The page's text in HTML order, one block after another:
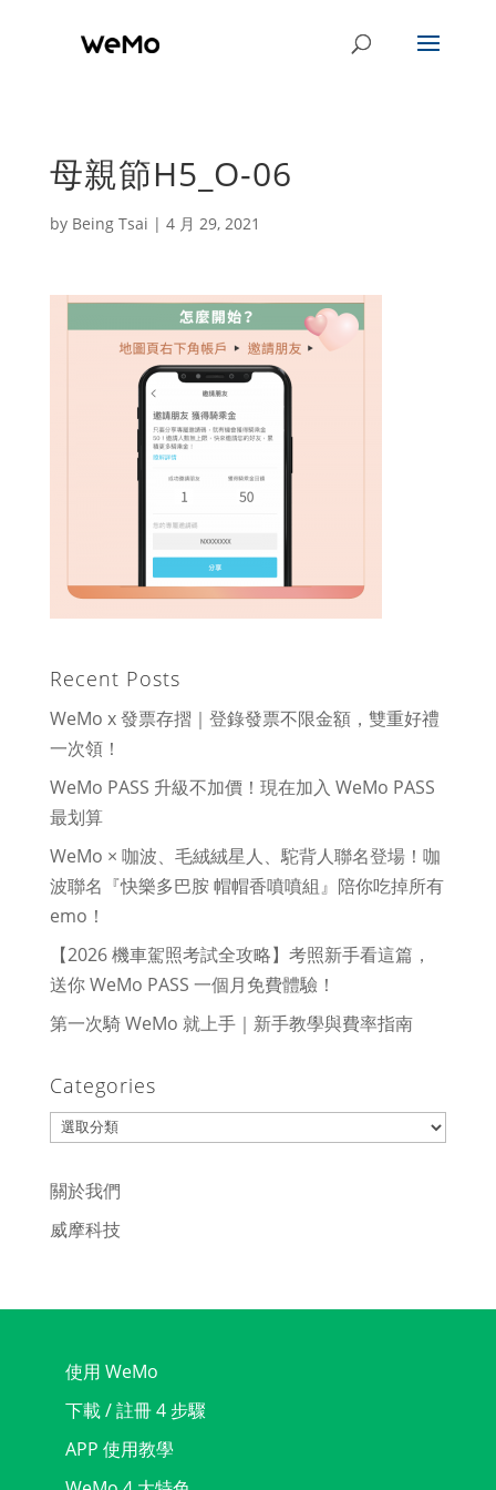
母親節H5_O-06
by Being Tsai | 4 月 29, 2021
Recent Posts
WeMo x 發票存摺｜登錄發票不限金額，雙重好禮
一次領！
WeMo PASS 升級不加價！現在加入 WeMo PASS
最划算
WeMo × 咖波、毛絨絨星人、駝背人聯名登場！咖
波聯名『快樂多巴胺 帽帽香噴噴組』陪你吃掉所有
emo！
【2026 機車駕照考試全攻略】考照新手看這篇，
送你 WeMo PASS 一個月免費體驗！
第一次騎 WeMo 就上手｜新手教學與費率指南
Categories
Categories
關於我們
威摩科技
使用 WeMo
下載 / 註冊 4 步驟
APP 使用教學